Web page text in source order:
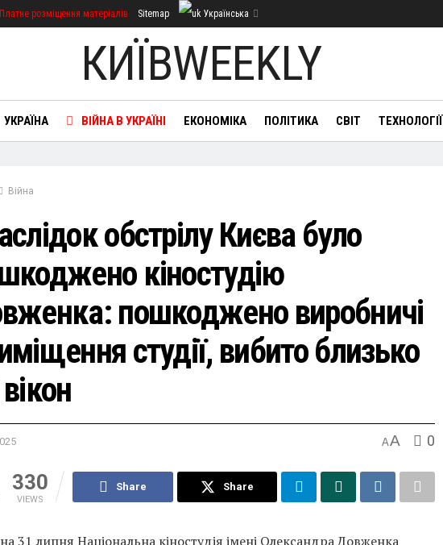
Платне розміщення матеріалів Sitemap Українська
КИЇВWEEKLY
УКРАЇНА ВІЙНА В УКРАЇНІ ЕКОНОМІКА ПОЛІТИКА СВІТ ТЕХНОЛОГІЇ
Війна
обстрілу Києва було
кіностудію
пошкоджено виробничі
студії, вибито близько
AA 0
330
VIEWS
Share Share
31 липня Національна кіностудія імені Олександра Довженка